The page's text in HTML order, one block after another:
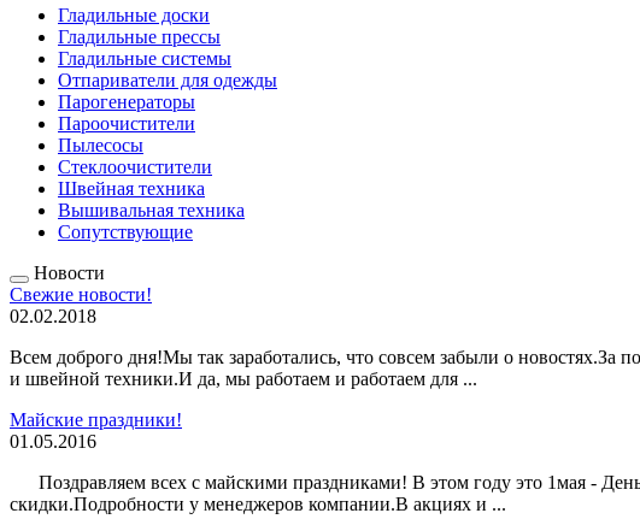
Гладильные доски
Гладильные прессы
Гладильные системы
Отпариватели для одежды
Парогенераторы
Пароочистители
Пылесосы
Стеклоочистители
Швейная техника
Вышивальная техника
Сопутствующие
Новости
Свежие новости!
02.02.2018
Всем доброго дня!Мы так заработались, что совсем забыли о новостях.За
и швейной техники.И да, мы работаем и работаем для ...
Майские праздники!
01.05.2016
Поздравляем всех с майскими праздниками! В этом году это 1мая -
скидки.Подробности у менеджеров компании.В акциях и ...